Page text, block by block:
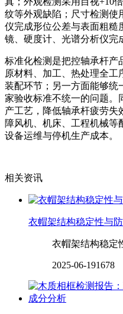
纹等外观缺陷；尺寸检测使
仪完成形位公差与表面粗糙
镜、硬度计、光谱分析仪完
标准化检测是把控轴承杆产
原材料、加工、热处理全工
装配环节；另一方面能够统
家验收标准不统一的问题。
产工艺，降低轴承杆疲劳失
障风机、机床、工程机械等
设备运维与停机生产成本。
相关资讯
衣帽架结构稳定性与
衣帽架结构稳定
2025-06-191678